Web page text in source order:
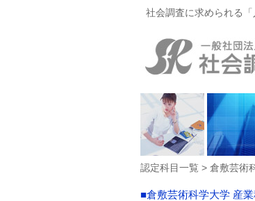
社会調査に求められる
認定科目一覧 > 倉敷芸術
■倉敷芸術科学大学 産